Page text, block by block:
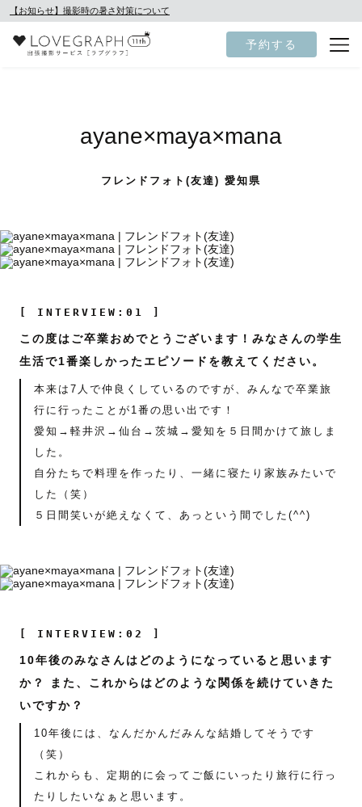
【お知らせ】撮影時の暑さ対策について
予約する
ayane×maya×mana
フレンドフォト(友達) 愛知県
[ INTERVIEW:01 ]
この度はご卒業おめでとうございます！みなさんの学生
生活で1番楽しかったエピソードを教えてください。
本来は7人で仲良くしているのですが、みんなで卒業旅
行に行ったことが1番の思い出です！
愛知→軽井沢→仙台→茨城→愛知を５日間かけて旅しま
した。
自分たちで料理を作ったり、一緒に寝たり家族みたいで
した（笑）
５日間笑いが絶えなくて、あっという間でした(^^)
[ INTERVIEW:02 ]
10年後のみなさんはどのようになっていると思います
か？ また、これからはどのような関係を続けていきた
いですか？
10年後には、なんだかんだみんな結婚してそうです
（笑）
これからも、定期的に会ってご飯にいったり旅行に行っ
たりしたいなぁと思います。